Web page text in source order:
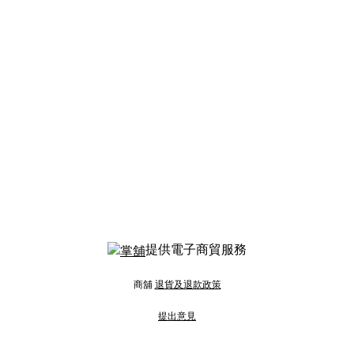
提供電子商貿服務
商舖 退貨及退款政策
提出意見